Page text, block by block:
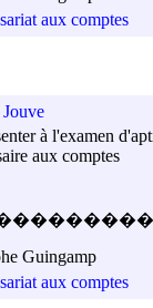
aux comptes
à l'examen
aux comptes
Guingamp
aux comptes